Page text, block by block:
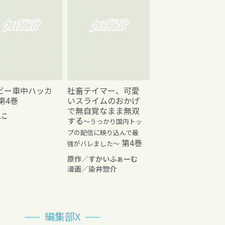
ー車中ハッカ
4巻
社畜テイマー、可愛
いスライムのおかげ
で無自覚なまま無双
する～うっかり国内トッ
プの配信に映り込んで最
強がバレました～ 第4巻
原作／すかいふぁーむ
漫画／染井惣介
編集部X